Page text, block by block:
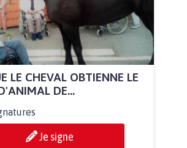
LE CHEVAL OBTIENNE LE
DE...
Je signe